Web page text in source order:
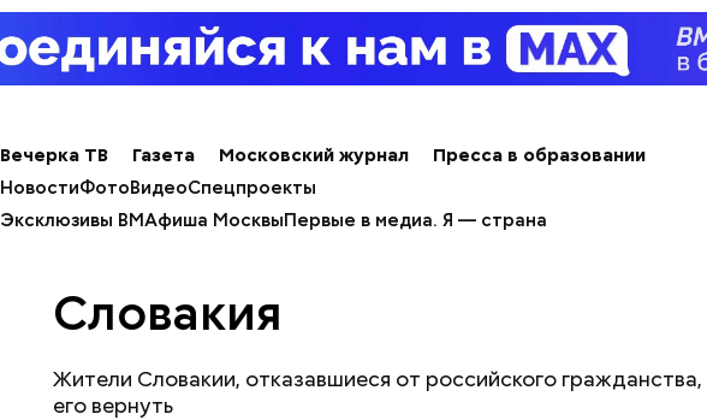
Вечерка ТВ Газета Московский журнал
Пресса в образовании
НовостиФотоВидеоСпецпроекты
Эксклюзивы ВМАфиша МосквыПервые в медиа. Я — страна
Словакия
Жители Словакии, отказавшиеся от российского гражданства,
его вернуть